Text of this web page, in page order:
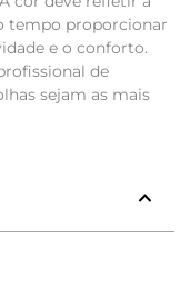
tempo proporcionar
e o conforto.
de
sejam as mais